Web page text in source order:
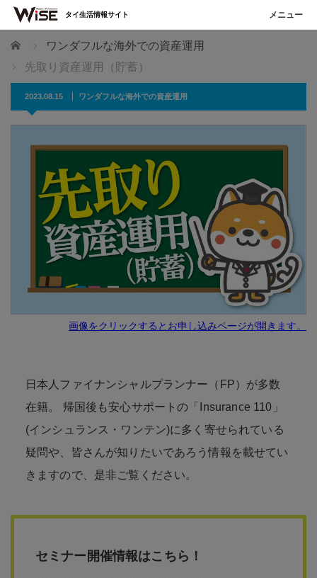
ホーム
ワンダフルな海外での資産運用
先取り資産運用（貯蓄）
2023.08.15 ワンダフルな海外での資産運用
画像をクリックするとお申し込みページが開きます。
日本人ファイナンシャルプランナー（FP）が多数
在籍。 帰国後も安心サポートの「Insurance 110」
(インシュランス・ワンテン)に多く寄せられている
疑問や、皆さんが知りたいであろう情報を載せてい
きますので、是非ご覧ください。
セミナー開催情報はこちら！
タイ生活情報サイト